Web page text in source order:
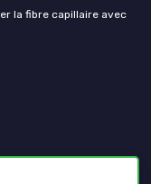
la fibre capillaire avec